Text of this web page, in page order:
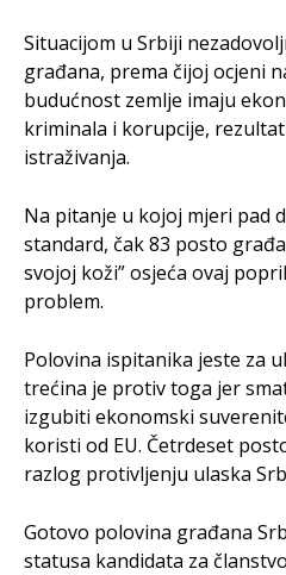
Situacijom u Srbiji
građana, prema čijoj ocjeni
budućnost zemlje imaju
kriminala i korupcije,
istraživanja.
Na pitanje u kojoj mjeri pad
standard, čak 83 posto
svojoj koži” osjeća ovaj
problem.
Polovina ispitanika jeste za
trećina je protiv toga jer
izgubiti ekonomski
koristi od EU. Četrdeset
razlog protivljenju ulaska
Gotovo polovina građana
statusa kandidata za